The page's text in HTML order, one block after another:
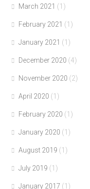
March 2021 (1)
February 2021 (1)
January 2021 (1)
December 2020 (4)
November 2020 (2)
April 2020 (1)
February 2020 (1)
January 2020 (1)
August 2019 (1)
July 2019 (1)
January 2017 (1)